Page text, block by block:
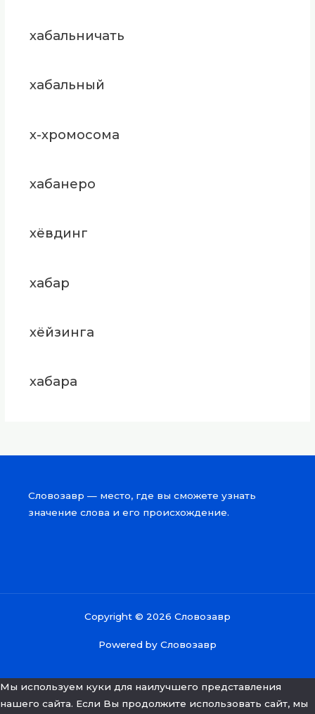
хабальничать
хабальный
х-хромосома
хабанеро
хёвдинг
хабар
хёйзинга
хабара
Словозавр — место, где вы сможете узнать
значение слова и его происхождение.
Copyright © 2026 Словозавр
Powered by Словозавр
Мы используем куки для наилучшего представления
нашего сайта. Если Вы продолжите использовать сайт, мы